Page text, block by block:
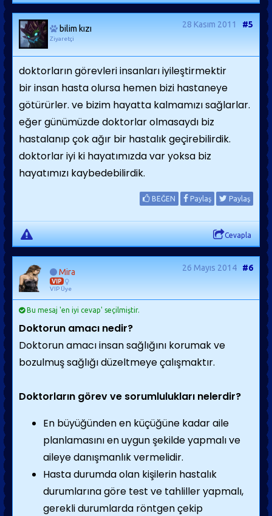
bilim kızı
Ziyaretçi
28 Kasım 2011 #5
doktorların görevleri insanları iyileştirmektir
bir insan hasta olursa hemen bizi hastaneye
götürürler. ve bizim hayatta kalmamızı sağlarlar.
eğer günümüzde doktorlar olmasaydı biz
hastalanıp çok ağır bir hastalık geçirebilirdik.
doktorlar iyi ki hayatımızda var yoksa biz
hayatımızı kaybedebilirdik.
BEĞEN Paylaş Paylaş
Cevapla
Mira
VIP
VIP Üye
26 Mayıs 2014 #6
Bu mesaj 'en iyi cevap' seçilmiştir.
Doktorun amacı nedir?
Doktorun amacı insan sağlığını korumak ve
bozulmuş sağlığı düzeltmeye çalışmaktır.
Doktorların görev ve sorumlulukları nelerdir?
En büyüğünden en küçüğüne kadar aile
planlamasını en uygun şekilde yapmalı ve
aileye danışmanlık vermelidir.
Hasta durumda olan kişilerin hastalık
durumlarına göre test ve tahliller yapmalı,
gerekli durumlarda röntgen çekip